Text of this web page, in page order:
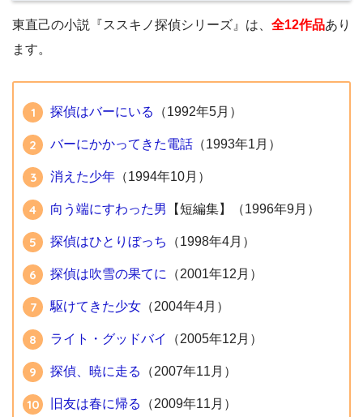
東直己の小説『ススキノ探偵シリーズ』は、 全12作品あり
ます。
探偵はバーにいる （1992年5月）
バーにかかってきた電話 （1993年1月）
消えた少年 （1994年10月）
向う端にすわった男 【短編集】（1996年9月）
探偵はひとりぼっち （1998年4月）
探偵は吹雪の果てに （2001年12月）
駆けてきた少女 （2004年4月）
ライト・グッドバイ （2005年12月）
探偵、暁に走る （2007年11月）
旧友は春に帰る （2009年11月）